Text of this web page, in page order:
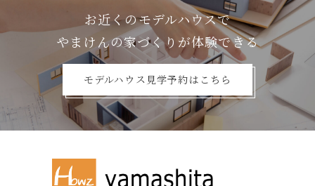
お近くのモデルハウスで
やまけんの家づくりが体験できる
モデルハウス見学予約はこちら